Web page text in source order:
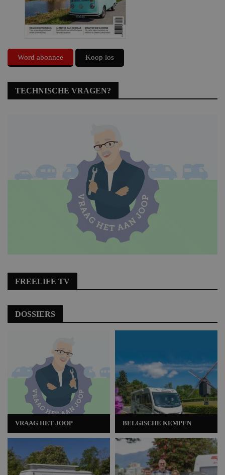
Word abonnee Koop los
TECHNISCHE VRAGEN?
FREELIFE TV
DOSSIERS
VRAAG HET JOOP BELGISCHE KEMPEN